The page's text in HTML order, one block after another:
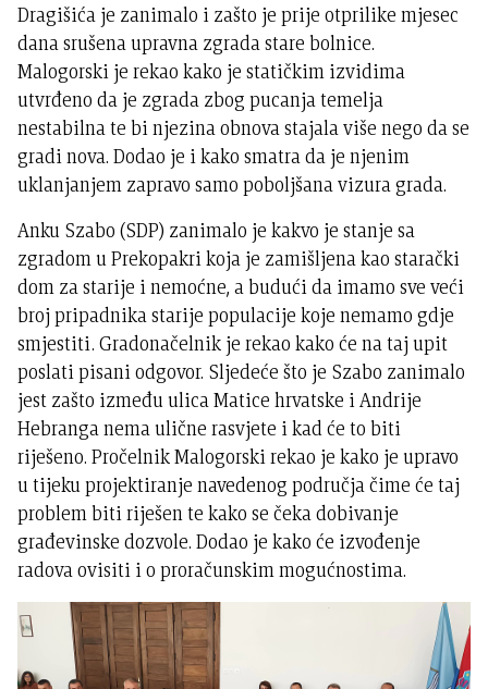
Dragišića je zanimalo i zašto je prije otprilike mjesec
dana srušena upravna zgrada stare bolnice.
Malogorski je rekao kako je statičkim izvidima
utvrđeno da je zgrada zbog pucanja temelja
nestabilna te bi njezina obnova stajala više nego da se
gradi nova. Dodao je i kako smatra da je njenim
uklanjanjem zapravo samo poboljšana vizura grada.
Anku Szabo (SDP) zanimalo je kakvo je stanje sa
zgradom u Prekopakri koja je zamišljena kao starački
dom za starije i nemoćne, a budući da imamo sve veći
broj pripadnika starije populacije koje nemamo gdje
smjestiti. Gradonačelnik je rekao kako će na taj upit
poslati pisani odgovor. Sljedeće što je Szabo zanimalo
jest zašto između ulica Matice hrvatske i Andrije
Hebranga nema ulične rasvjete i kad će to biti
riješeno. Pročelnik Malogorski rekao je kako je upravo
u tijeku projektiranje navedenog područja čime će taj
problem biti riješen te kako se čeka dobivanje
građevinske dozvole. Dodao je kako će izvođenje
radova ovisiti i o proračunskim mogućnostima.